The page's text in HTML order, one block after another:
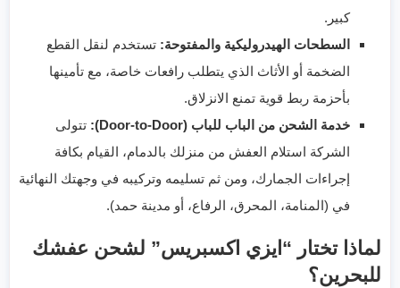
كبير.
السطحات الهيدروليكية والمفتوحة: تستخدم لنقل القطع
الضخمة أو الأثاث الذي يتطلب رافعات خاصة، مع تأمينها
بأحزمة ربط قوية تمنع الانزلاق.
خدمة الشحن من الباب للباب (Door-to-Door):
تتولى
الشركة استلام العفش من منزلك بالدمام، القيام بكافة
إجراءات الجمارك، ومن ثم تسليمه وتركيبه في وجهتك النهائية
في (المنامة، المحرق، الرفاع، أو مدينة حمد).
لماذا تختار “ايزي اكسبريس” لشحن عفشك
للبحرين؟